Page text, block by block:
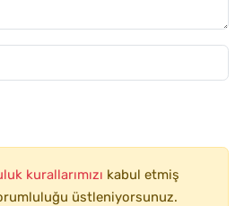
kurallarımızı kabul etmiş
üstleniyorsunuz.